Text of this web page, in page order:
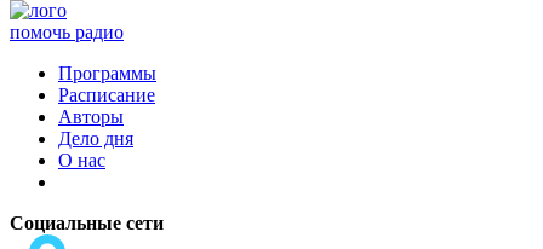
помочь радио
Программы
Расписание
Авторы
Дело дня
О нас
Социальные сети